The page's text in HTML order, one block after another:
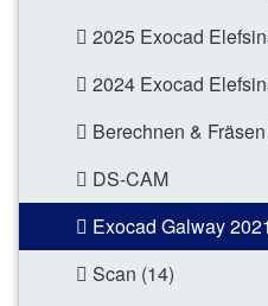
2025 Exocad
2024 Exocad
Berechnen &
DS-CAM
Exocad Galway
Scan (14)